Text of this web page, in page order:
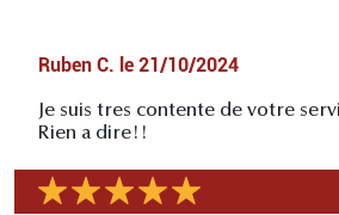
Ruben C. le 21/10/2024
Je suis tres contente de votre
Rien a dire!!